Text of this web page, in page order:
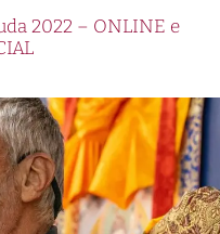
2022 – ONLINE e